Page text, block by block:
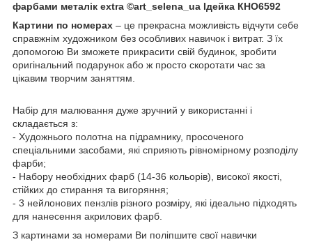
фарбами металік extra ©art_selena_ua Ідейка КНО6592
Картини по номерах – це прекрасна можливість відчути себе
справжнім художником без особливих навичок і витрат. З їх
допомогою Ви зможете прикрасити свій будинок, зробити
оригінальний подарунок або ж просто скоротати час за
цікавим творчим заняттям.
Набір для малювання дуже зручний у використанні і
складається з:
- Художнього полотна на підрамнику, просоченого
спеціальними засобами, які сприяють рівномірному розподілу
фарби;
- Набору необхідних фарб (14-36 кольорів), високої якості,
стійких до стирання та вигоряння;
- 3 нейлонових пензлів різного розміру, які ідеально підходять
для нанесення акрилових фарб.
З картинами за номерами Ви поліпшите свої навички